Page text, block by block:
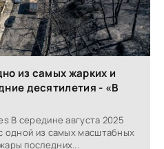
из самых жарких и
десятилетия - «В
В середине августа 2025
одной из самых масштабных
последних...